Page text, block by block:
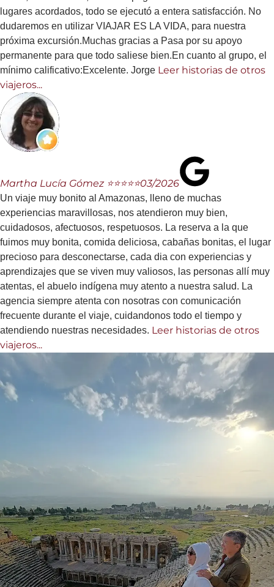
lugares acordados, todo se ejecutó a entera satisfacción. No
dudaremos en utilizar VIAJAR ES LA VIDA, para nuestra
próxima excursión.Muchas gracias a Pasa por su apoyo
permanente para que todo saliese bien.En cuanto al grupo, el
mínimo calificativo:Excelente. Jorge Leer historias de otros
viajeros...
Martha Lucía Gómez ⭐⭐⭐⭐⭐03/2026
Un viaje muy bonito al Amazonas, lleno de muchas
experiencias maravillosas, nos atendieron muy bien,
cuidadosos, afectuosos, respetuosos. La reserva a la que
fuimos muy bonita, comida deliciosa, cabañas bonitas, el lugar
precioso para desconectarse, cada dia con experiencias y
aprendizajes que se viven muy valiosos, las personas allí muy
atentas, el abuelo indígena muy atento a nuestra salud. La
agencia siempre atenta con nosotras con comunicación
frecuente durante el viaje, cuidandonos todo el tiempo y
atendiendo nuestras necesidades. Leer historias de otros
viajeros...